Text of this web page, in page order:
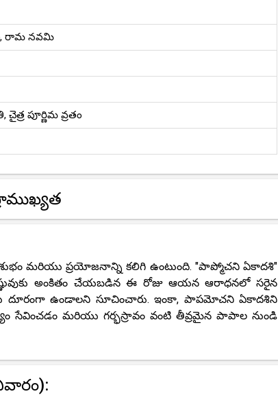
రామ నవమి
పూర్ణిమ వ్రతం
మరియు ప్రయోజనాన్ని కలిగి ఉంటుంది. "పాప్మోచని ఏకాదశి"
అంకితం చేయబడిన ఈ రోజు ఆయన ఆరాధనలో సరైన
దూరంగా ఉండాలని సూచించారు. ఇంకా, పాపమోచని ఏకాదశిని
సేవించడం మరియు గర్భస్రావం వంటి తీవ్రమైన పాపాల నుండి